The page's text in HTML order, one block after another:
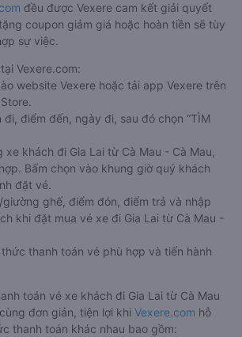
đều được Vexere cam kết giải quyết
coupon giảm giá hoặc hoàn tiền sẽ tùy
sự việc.
Vexere.com:
website Vexere hoặc tải app Vexere trên
đi, điểm đến, ngày đi, sau đó chọn “TÌM
xe khách đi Gia Lai từ Cà Mau - Cà Mau,
Bấm chọn vào khung giờ quý khách
đặt vé.
ghế, điểm đón, điểm trả và nhập
khi đặt mua vé xe đi Gia Lai từ Cà Mau -
thanh toán vé phù hợp và tiến hành
toán vé xe khách đi Gia Lai từ Cà Mau
đơn giản, tiện lợi khi Vexere.com hỗ
thanh toán khác nhau bao gồm: